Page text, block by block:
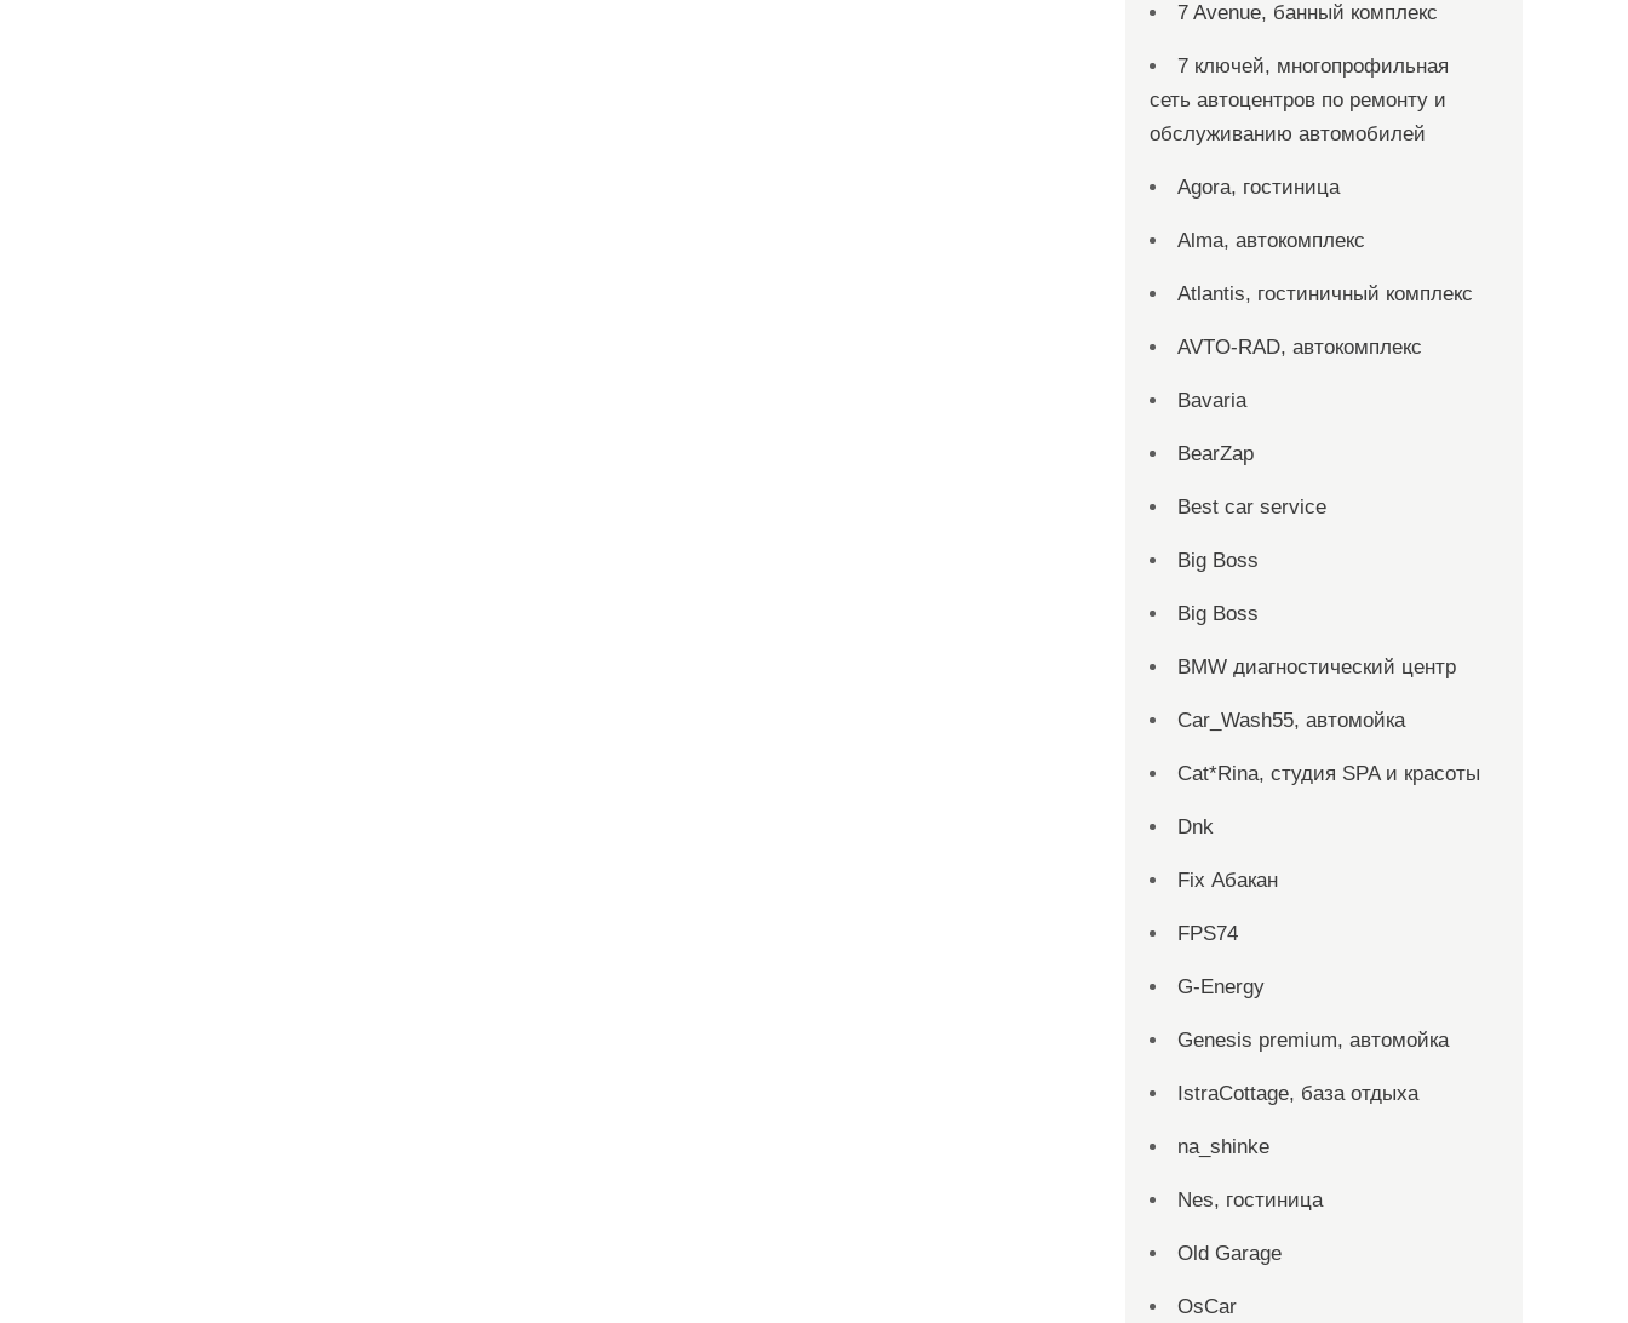
7 Avenue, банный комплекс
7 ключей, многопрофильная
сеть автоцентров по ремонту и
обслуживанию автомобилей
Agora, гостиница
Alma, автокомплекс
Atlantis, гостиничный комплекс
AVTO-RAD, автокомплекс
Bavaria
BearZap
Best car service
Big Boss
Big Boss
BMW диагностический центр
Car_Wash55, автомойка
Cat*Rina, студия SPA и красоты
Dnk
Fix Абакан
FPS74
G-Energy
Genesis premium, автомойка
IstraCottage, база отдыха
na_shinke
Nes, гостиница
Old Garage
OsCar